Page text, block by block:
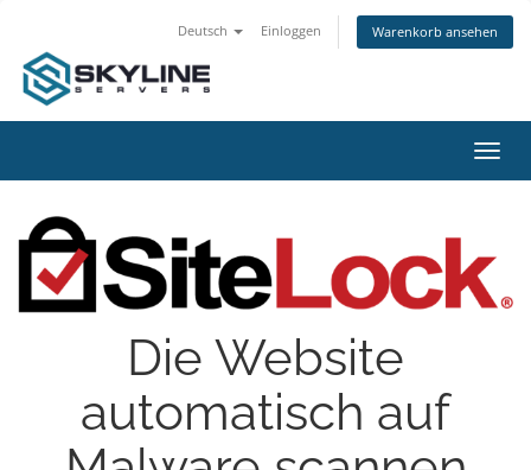
Deutsch Einloggen Warenkorb ansehen
ein-/
Die Website
automatisch auf